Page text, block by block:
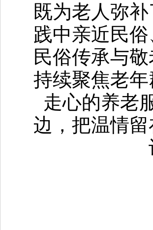
既为老人弥
践中亲近民
民俗传承与
持续聚焦老
走心的养老
边，把温情